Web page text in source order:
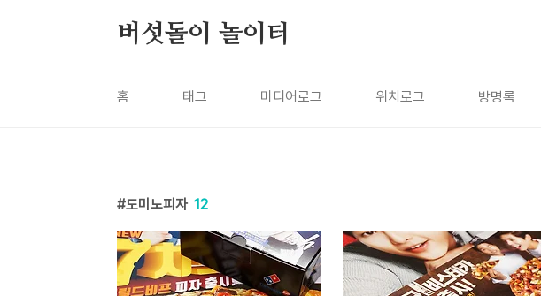
버섯돌이 놀이터
홈 태그 미디어로그 위치로그 방명록
도미노피자 12